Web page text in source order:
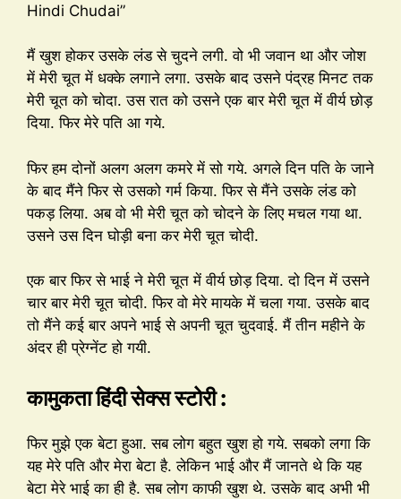
Hindi Chudai”
मैं खुश होकर उसके लंड से चुदने लगी. वो भी जवान था और जोश
में मेरी चूत में धक्के लगाने लगा. उसके बाद उसने पंद्रह मिनट तक
मेरी चूत को चोदा. उस रात को उसने एक बार मेरी चूत में वीर्य छोड़
दिया. फिर मेरे पति आ गये.
फिर हम दोनों अलग अलग कमरे में सो गये. अगले दिन पति के जाने
के बाद मैंने फिर से उसको गर्म किया. फिर से मैंने उसके लंड को
पकड़ लिया. अब वो भी मेरी चूत को चोदने के लिए मचल गया था.
उसने उस दिन घोड़ी बना कर मेरी चूत चोदी.
एक बार फिर से भाई ने मेरी चूत में वीर्य छोड़ दिया. दो दिन में उसने
चार बार मेरी चूत चोदी. फिर वो मेरे मायके में चला गया. उसके बाद
तो मैंने कई बार अपने भाई से अपनी चूत चुदवाई. मैं तीन महीने के
अंदर ही प्रेग्नेंट हो गयी.
कामुकता हिंदी सेक्स स्टोरी :
फिर मुझे एक बेटा हुआ. सब लोग बहुत खुश हो गये. सबको लगा कि
यह मेरे पति और मेरा बेटा है. लेकिन भाई और मैं जानते थे कि यह
बेटा मेरे भाई का ही है. सब लोग काफी खुश थे. उसके बाद अभी भी